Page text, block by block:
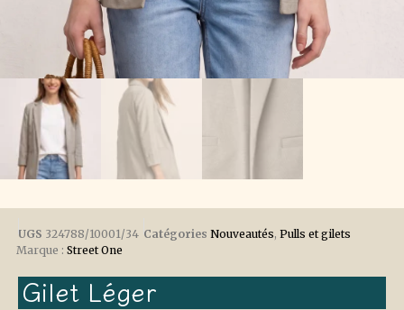
UGS 324788/10001/34 Catégories Nouveautés, Pulls et gilets
Marque : Street One
Gilet Léger